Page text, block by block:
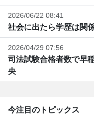
2026/06/22 08:41
社会に出たら学歴は関
2026/04/29 07:56
司法試験合格者数で早
央
今注目のトピックス